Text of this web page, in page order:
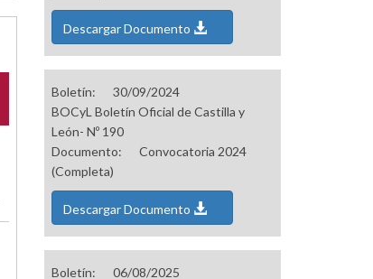
Descargar Documento
Boletín:
30/09/2024
BOCyL Boletín Oficial de Castilla y
León- Nº 190
Documento:
Convocatoria 2024
(Completa)
Descargar Documento
Boletín:
06/08/2025